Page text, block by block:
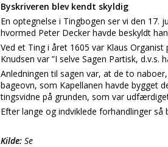
Byskriveren blev kendt skyldig
En optegnelse i Tingbogen ser vi den 17.
hvormed Peter Decker havde beskyldt
Ved et Ting i året 1605 var Klaus
Knudsen var ”I selve Sagen Partisk,
Anledningen til sagen var, at de to
bageovn, som Kapellanen havde bygget
tingsvidne på grunden, som var
Efter lange og indviklede forhandlinger
Kilde: Se